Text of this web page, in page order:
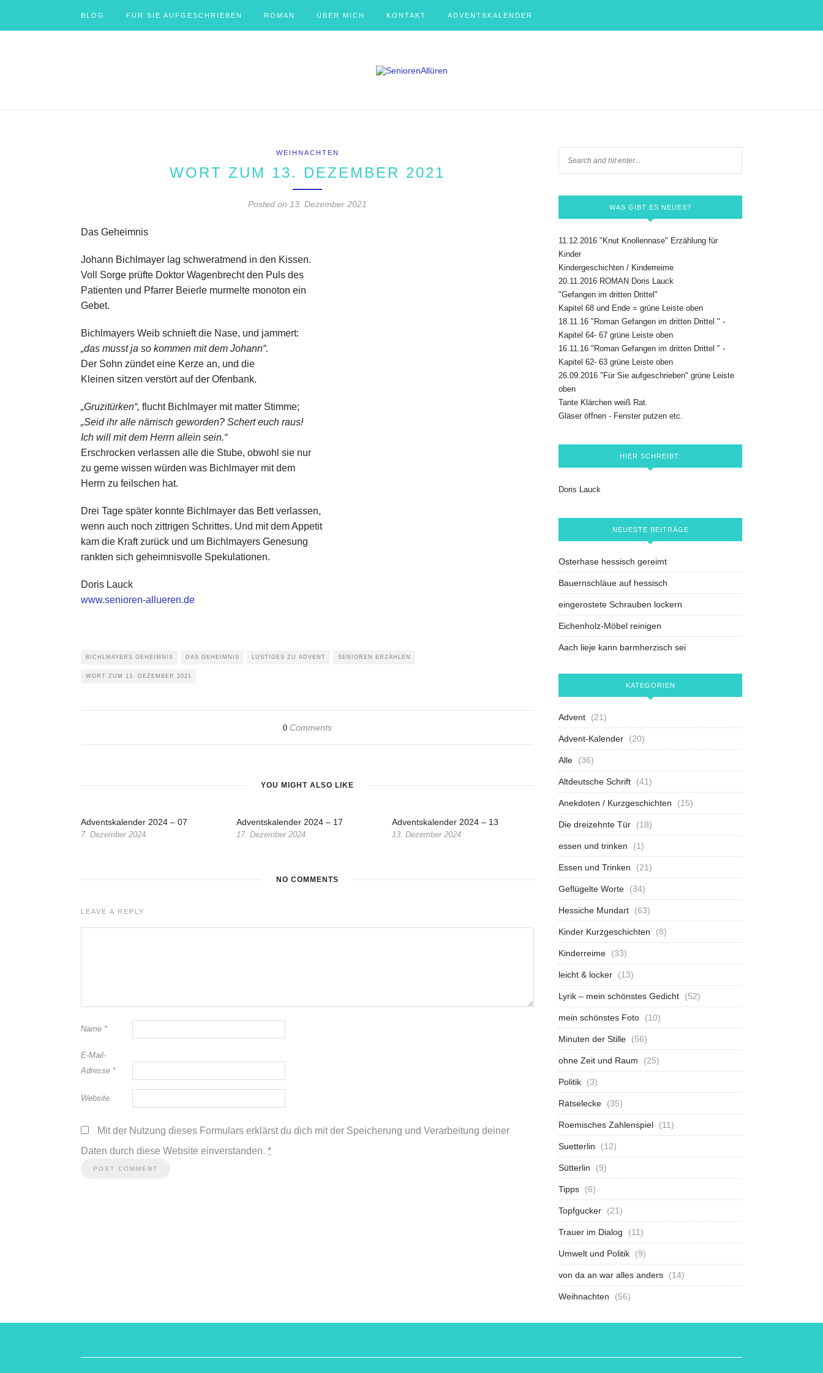
BLOG FÜR SIE AUFGESCHRIEBEN ROMAN ÜBER MICH KONTAKT ADVENTSKALENDER
WEIHNACHTEN
WORT ZUM 13. DEZEMBER 2021
Posted on 13. Dezember 2021
Das Geheimnis
Johann Bichlmayer lag schweratmend in den Kissen.
Voll Sorge prüfte Doktor Wagenbrecht den Puls des
Patienten und Pfarrer Beierle murmelte monoton ein
Gebet.
Bichlmayers Weib schnieft die Nase, und jammert:
„das musst ja so kommen mit dem Johann“.
Der Sohn zündet eine Kerze an, und die
Kleinen sitzen verstört auf der Ofenbank.
„Gruzitürken“, flucht Bichlmayer mit matter Stimme;
„Seid ihr alle närrisch geworden? Schert euch raus!
Ich will mit dem Herrn allein sein.“
Erschrocken verlassen alle die Stube, obwohl sie nur
zu gerne wissen würden was Bichlmayer mit dem
Herrn zu feilschen hat.
Drei Tage später konnte Bichlmayer das Bett verlassen,
wenn auch noch zittrigen Schrittes. Und mit dem Appetit
kam die Kraft zurück und um Bichlmayers Genesung
rankten sich geheimnisvolle Spekulationen.
Doris Lauck
www.senioren-allueren.de
BICHLMAYERS GEHEIMNIS DAS GEHEIMNIS LUSTIGES ZU ADVENT SENIOREN ERZÄHLEN
WORT ZUM 13. DEZEMBER 2021
0 Comments
YOU MIGHT ALSO LIKE
Adventskalender 2024 – 07
7. Dezember 2024
Adventskalender 2024 – 17
17. Dezember 2024
Adventskalender 2024 – 13
13. Dezember 2024
NO COMMENTS
LEAVE A REPLY
Name *
E-Mail-
Adresse *
Website
Mit der Nutzung dieses Formulars erklärst du dich mit der Speicherung und Verarbeitung deiner
Daten durch diese Website einverstanden. *
WAS GIBT ES NEUES?
11.12.2016 "Knut Knollennase" Erzählung für
Kinder
Kindergeschichten / Kinderreime
20.11.2016 ROMAN Doris Lauck
"Gefangen im dritten Drittel"
Kapitel 68 und Ende = grüne Leiste oben
18.11.16 "Roman Gefangen im dritten Drittel " -
Kapitel 64- 67 grüne Leiste oben
16.11.16 "Roman Gefangen im dritten Drittel " -
Kapitel 62- 63 grüne Leiste oben
26.09.2016 "Für Sie aufgeschrieben" grüne Leiste
oben
Tante Klärchen weiß Rat.
Gläser öffnen - Fenster putzen etc.
HIER SCHREIBT:
Doris Lauck
NEUESTE BEITRÄGE
Osterhase hessisch gereimt
Bauernschläue auf hessisch
eingerostete Schrauben lockern
Eichenholz-Möbel reinigen
Aach lieje kann barmherzisch sei
KATEGORIEN
Advent (21)
Advent-Kalender (20)
Alle (36)
Altdeutsche Schrift (41)
Anekdoten / Kurzgeschichten (15)
Die dreizehnte Tür (18)
essen und trinken (1)
Essen und Trinken (21)
Geflügelte Worte (34)
Hessiche Mundart (63)
Kinder Kurzgeschichten (8)
Kinderreime (33)
leicht & locker (13)
Lyrik – mein schönstes Gedicht (52)
mein schönstes Foto (10)
Minuten der Stille (56)
ohne Zeit und Raum (25)
Politik (3)
Rätselecke (35)
Roemisches Zahlenspiel (11)
Suetterlin (12)
Sütterlin (9)
Tipps (6)
Topfgucker (21)
Trauer im Dialog (11)
Umwelt und Politik (9)
von da an war alles anders (14)
Weihnachten (56)